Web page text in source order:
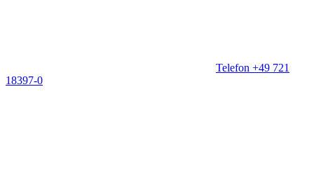
Telefon +49 721
18397-0